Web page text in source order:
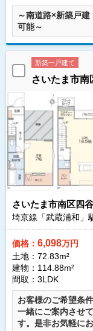
～南道路×新築戸
可能～
新築一戸建て
さいたま市南
さいたま市南区四
埼京線「武蔵浦和」
価格： 6,098万円
土地：72.83m²
建物：114.88m²
間取：3LDK
お客様のご希望条
一緒にご案内させ
す。是非お気軽に